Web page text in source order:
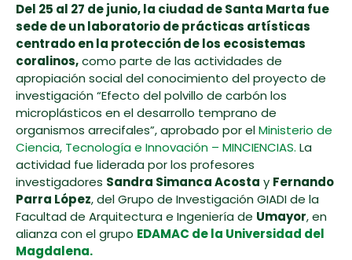
Del 25 al 27 de junio, la ciudad de Santa Marta fue
sede de un laboratorio de prácticas artísticas
centrado en la protección de los ecosistemas
coralinos,como parte de las actividades de
apropiación social del conocimiento del proyecto de
investigación “Efecto del polvillo de carbón los
microplásticos en el desarrollo temprano de
organismos arrecifales”, aprobado por elMinisterio de
Ciencia, Tecnología e Innovación – MINCIENCIAS. La
actividad fue liderada por los profesores
investigadores Sandra Simanca Acosta y Fernando
Parra López, del Grupo de Investigación GIADI de la
Facultad de Arquitectura e Ingeniería de Umayor, en
alianza con el grupo EDAMAC de la Universidad del
Magdalena.